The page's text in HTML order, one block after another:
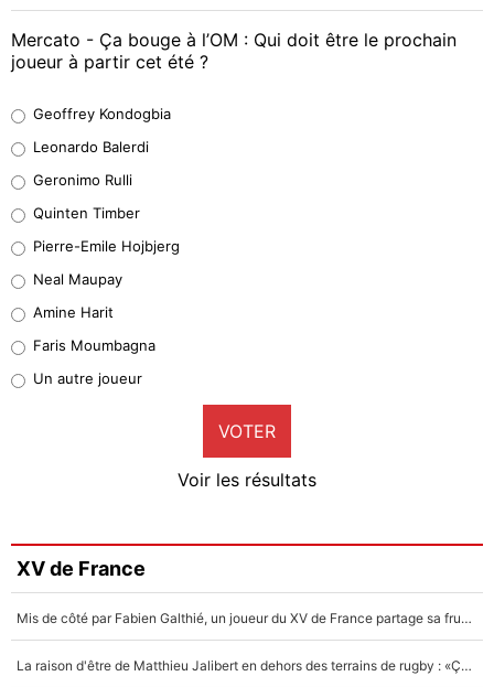
Mercato - Ça bouge à l’OM : Qui doit être le prochain
joueur à partir cet été ?
38%
32%
5%
1%
9%
Faris Moumbagna
4%
Un autre joueur
5%
Geoffrey Kondogbia
Leonardo Balerdi
Geronimo Rulli
Quinten Timber
Pierre-Emile Hojbjerg
Neal Maupay
Amine Harit
Faris Moumbagna
Un autre joueur
VOTER
Voir les résultats
XV de France
Mis de côté par Fabien Galthié, un joueur du XV de France partage sa frustration : «ils ne me l’ont pas dit tout de suite»
La raison d'être de Matthieu Jalibert en dehors des terrains de rugby : «Ça m'atteint autant que si tu touches à un membre de ma famille»